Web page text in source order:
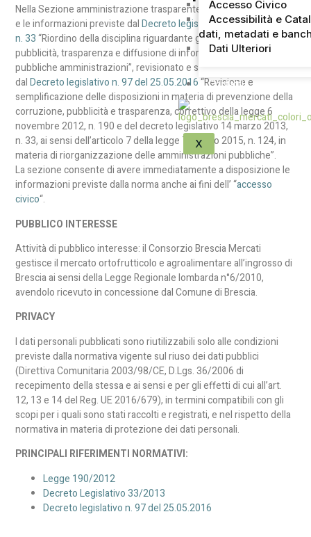
Accesso Civico
Accessibilità e
dati, metadati e
Dati Ulteriori
Contatti
X
Nella Sezione amministrazione trasparente sono pubblicati i dati
e le informazioni previste dalDecreto legislativo 14 marzo 2013,
n. 33“Riordino della disciplina riguardante gli obblighi di
pubblicità, trasparenza e diffusione di informazioni da parte delle
pubbliche amministrazioni”, revisionato e semplificato
dalDecreto legislativo n. 97 del 25.05.2016“Revisione e
semplificazione delle disposizioni in materia di prevenzione della
corruzione, pubblicità e trasparenza, correttivo della legge 6
novembre 2012, n. 190 e del decreto legislativo 14 marzo 2013,
n. 33, ai sensi dell’articolo 7 della legge 7 agosto 2015, n. 124, in
materia di riorganizzazione delle amministrazioni pubbliche”.
La sezione consente di avere immediatamente a disposizione le
informazioni previste dalla norma anche ai fini dell’ “accesso
civico“.
PUBBLICO INTERESSE
Attività di pubblico interesse: il Consorzio Brescia Mercati
gestisce il mercato ortofrutticolo e agroalimentare all’ingrosso di
Brescia ai sensi della Legge Regionale lombarda n°6/2010,
avendolo ricevuto in concessione dal Comune di Brescia.
PRIVACY
I dati personali pubblicati sono riutilizzabili solo alle condizioni
previste dalla normativa vigente sul riuso dei dati pubblici
(Direttiva Comunitaria 2003/98/CE, D.Lgs. 36/2006 di
recepimento della stessa e ai sensi e per gli effetti di cui all’art.
12, 13 e 14 del Reg. UE 2016/679), in termini compatibili con gli
scopi per i quali sono stati raccolti e registrati, e nel rispetto della
normativa in materia di protezione dei dati personali.
PRINCIPALI RIFERIMENTI NORMATIVI:
Legge 190/2012
Decreto Legislativo 33/2013
Decreto legislativo n. 97 del 25.05.2016